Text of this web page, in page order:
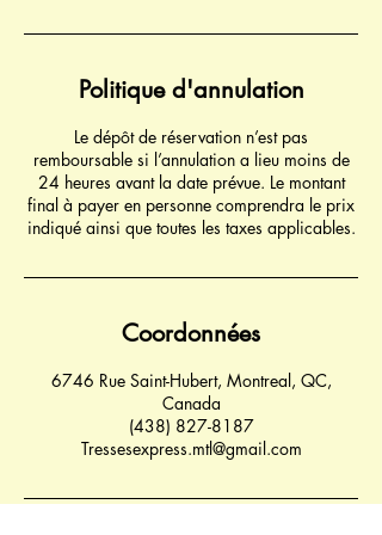
Politique d'annulation
Le dépôt de réservation n’est pas
remboursable si l’annulation a lieu moins de
24 heures avant la date prévue. Le montant
final à payer en personne comprendra le prix
indiqué ainsi que toutes les taxes applicables.
Coordonnées
6746 Rue Saint-Hubert, Montreal, QC,
Canada
(438) 827-8187
Tressesexpress.mtl@gmail.com